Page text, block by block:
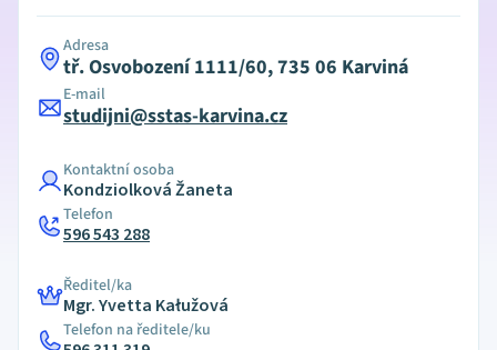
Adresa
tř. Osvobození 1111/60, 735 06 Karviná
E-mail
studijni@sstas-karvina.cz
Kontaktní osoba
Kondziolková Žaneta
Telefon
596 543 288
Ředitel/ka
Mgr. Yvetta Kałužová
Telefon na ředitele/ku